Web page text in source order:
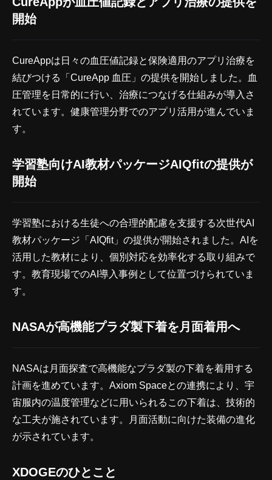
開始
CureAppは日々の血圧値記録と保険適用のアプリ治療を
結びつける「CureApp 血圧」の提供を開始しました。血
圧管理を日常的に行い、治療につなげる仕組みが導入さ
れています。健康管理分野でのアプリ活用が進んでいま
す。
学習塾向けAI教材パッケージAIQfitの提供が
開始
学習塾における生徒への合理的配慮を支援する次世代AI
教材パッケージ「AIQfit」の提供が開始されました。AIを
活用した教材により、個別対応を効率化する取り組みで
す。教育現場でのAI導入事例として位置づけられていま
す。
NASAが高機能プラダ製下着を月面着用へ
NASAは月面探査で高機能なプラダ製の下着を着用する
計画を進めています。Axiom Spaceとの連携により、宇
宙服内の温度管理などに用いられるこの下着は、技術的
な工夫が施されています。月面活動に向けた装備の進化
が示されています。
XDOGEのひとこと